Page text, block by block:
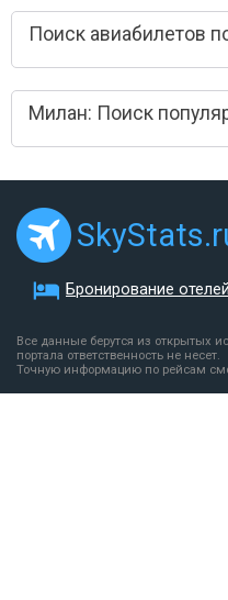
Поиск авиабилетов
Милан: Поиск
Бронирование отелей
Все данные берутся из открытых
портала ответственность не несет.
Точную информацию по рейсам